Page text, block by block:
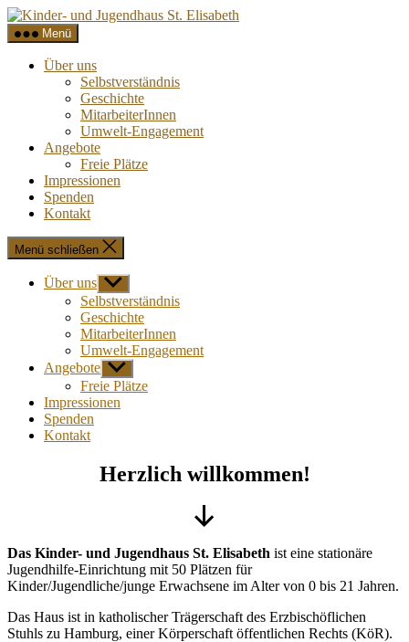
Direkt
zum
Inhalt
wechseln
Menü
Über uns
Selbstverständnis
Geschichte
MitarbeiterInnen
Umwelt-Engagement
Angebote
Freie Plätze
Impressionen
Spenden
Kontakt
Menü schließen
Über uns Untermenü
anzeigen
Selbstverständnis
Geschichte
MitarbeiterInnen
Umwelt-Engagement
Angebote Untermenü
anzeigen
Freie Plätze
Impressionen
Spenden
Kontakt
Herzlich willkommen!
unten
scrollen
Das Kinder- und Jugendhaus St. Elisabeth ist eine stationäre
Jugendhilfe-Einrichtung mit 50 Plätzen für
Kinder/Jugendliche/junge Erwachsene im Alter von 0 bis 21 Jahren.
Das Haus ist in katholischer Trägerschaft des Erzbischöflichen
Stuhls zu Hamburg, einer Körperschaft öffentlichen Rechts (KöR).